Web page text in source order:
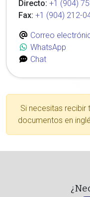
Directo: +1 (904)
Fax: +1 (904) 212-
Correo
WhatsApp
Chat
Si necesitas
documentos en